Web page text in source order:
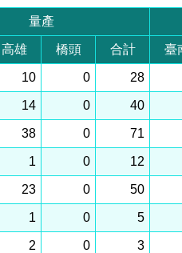
量產
高雄 橋頭 合計 臺
10 0 28
14 0 40
38 0 71
1 0 12
23 0 50
1 0 5
2 0 3